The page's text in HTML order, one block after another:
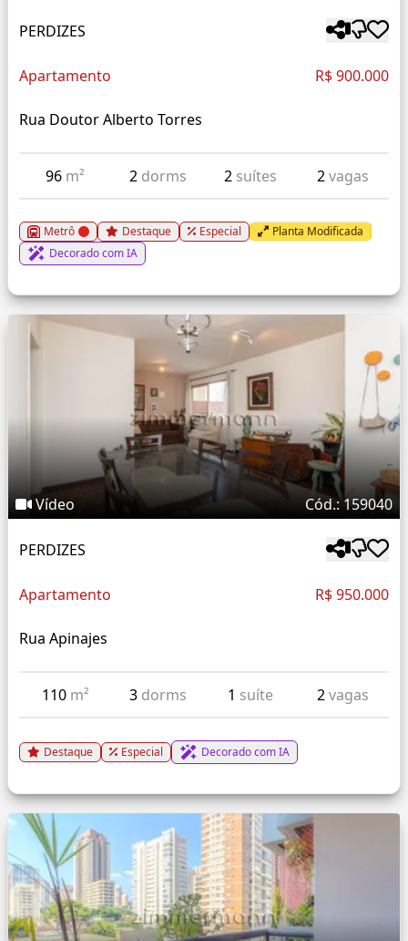
PERDIZES
Apartamento R$ 900.000
Rua Doutor Alberto Torres
96 m² 2 dorms 2 suítes 2vagas
Metrô Destaque Especial
Planta Modificada
Decorado com IA
Vídeo Cód.: 159040
PERDIZES
Apartamento R$ 950.000
Rua Apinajes
110 m² 3 dorms 1 suíte 2vagas
Destaque Especial Decorado com IA